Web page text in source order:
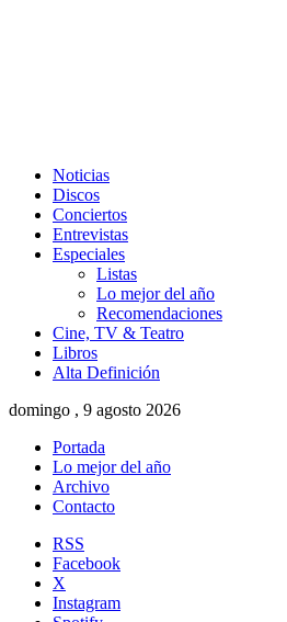
Noticias
Discos
Conciertos
Entrevistas
Especiales
Listas
Lo mejor del año
Recomendaciones
Cine, TV & Teatro
Libros
Alta Definición
domingo , 9 agosto 2026
Portada
Lo mejor del año
Archivo
Contacto
RSS
Facebook
X
Instagram